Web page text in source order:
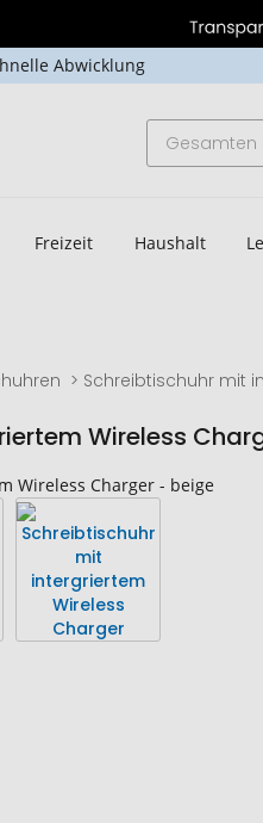
Abwicklung
Freizeit Haushalt
Schreibtischuhr mit
Wireless